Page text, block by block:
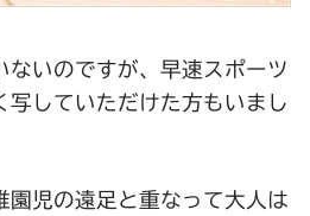
ないのですが、早速スポーツ
写していただけた方もいまし
園児の遠足と重なって大人は